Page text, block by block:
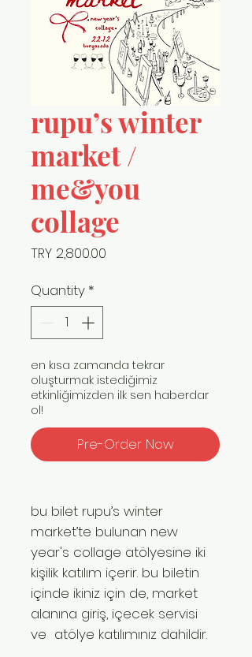
rupu’s winter
market /
me&you
collage
TRY 2,800.00
Quantity *
en kısa zamanda tekrar
oluşturmak istediğimiz
etkinliğimizden ilk sen haberdar
ol!
Pre-Order Now
bu bilet rupu’s winter
market’te bulunan new
year's collage atölyesine iki
kişilik katılım içerir. bu biletin
içinde ikiniz için de, market
alanına giriş, içecek servisi
ve atölye katılımınız dahildir.